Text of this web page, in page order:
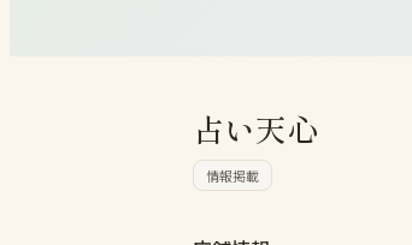
占い天心
情報掲載